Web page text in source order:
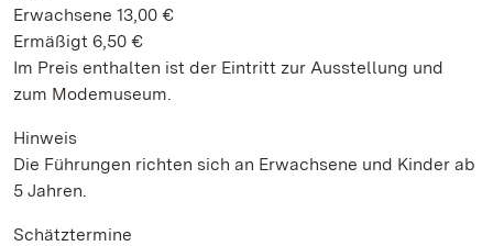
Erwachsene 13,00 €
Ermäßigt 6,50 €
Im Preis enthalten ist der Eintritt zur Ausstellung und
zum Modemuseum.
Hinweis
Die Führungen richten sich an Erwachsene und Kinder ab
5 Jahren.
Schätztermine